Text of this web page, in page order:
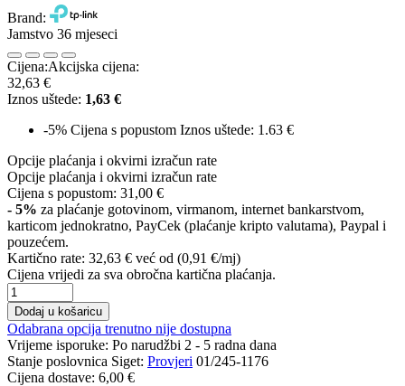
Brand:
Jamstvo 36 mjeseci
Cijena:Akcijska cijena:
32,63 €
Iznos uštede: 1,63 €
-5% Cijena s popustom Iznos uštede: 1.63 €
Opcije plaćanja i okvirni izračun rate
Opcije plaćanja i okvirni izračun rate
Cijena s popustom: 31,00 €
- 5% za plaćanje gotovinom, virmanom, internet bankarstvom,
karticom jednokratno, PayCek (plaćanje kripto valutama), Paypal i
pouzećem.
Kartično rate: 32,63 € već od (0,91 €/mj)
Cijena vrijedi za sva obročna kartična plaćanja.
Dodaj u košaricu
Odabrana opcija trenutno nije dostupna
Vrijeme isporuke: Po narudžbi 2 - 5 radna dana
Stanje poslovnica Siget: Provjeri 01/245-1176
Cijena dostave: 6,00 €